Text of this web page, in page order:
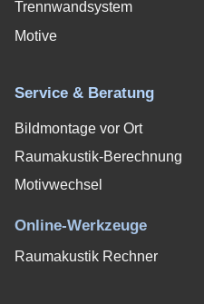
Trennwandsystem
Motive
Service & Beratung
Bildmontage vor Ort
Raumakustik-Berechnung
Motivwechsel
Online-Werkzeuge
Raumakustik Rechner